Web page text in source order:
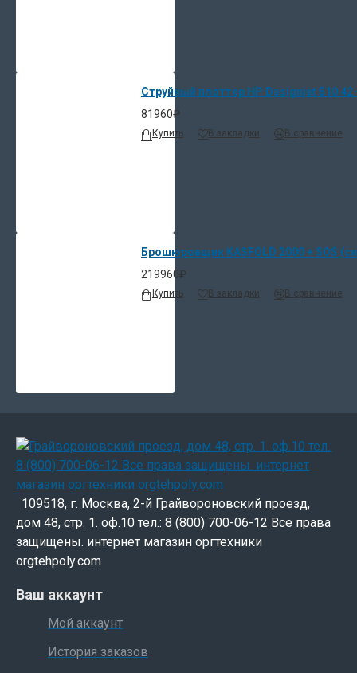
Струйный плоттер HP Designjet 510
81960₽
Купить В закладки В сравнение
Брошюровщик KASFOLD 2000 + SOS
219960₽
Купить В закладки В сравнение
109518, г. Москва, 2-й Грайвороновский проезд,
дом 48, стр. 1. оф.10 тел.: 8 (800) 700-06-12 Все права
защищены. интернет магазин оргтехники
orgtehpoly.com
Ваш аккаунт
Мой аккаунт
История заказов